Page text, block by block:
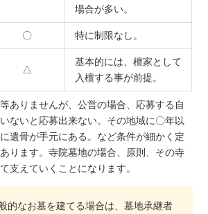
場合が多い。
〇 特に制限なし。
△
基本的には、檀家として
入檀する事が前提。
ありませんが、公営の場合、応募する自
ないと応募出来ない。その地域に〇年以
遺骨が手元にある。など条件が細かく定
ります。寺院墓地の場合、原則、その寺
支えていくことになります。
的なお墓を建てる場合は、墓地承継者